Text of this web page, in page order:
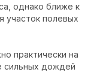
однако ближе к
участок полевых
практически на
сильных дождей